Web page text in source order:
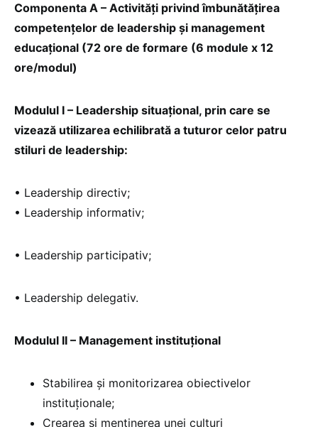
Componenta A – Activități privind îmbunătățirea
competențelor de leadership și management
educațional (72 ore de formare (6 module x 12
ore/modul)
Modulul I – Leadership situațional, prin care se
vizează utilizarea echilibrată a tuturor celor patru
stiluri de leadership:
• Leadership directiv;
• Leadership informativ;
• Leadership participativ;
• Leadership delegativ.
Modulul II – Management instituțional
Stabilirea și monitorizarea obiectivelor
instituționale;
Crearea și menținerea unei culturi